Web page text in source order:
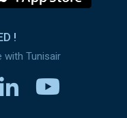
!
with Tunisair